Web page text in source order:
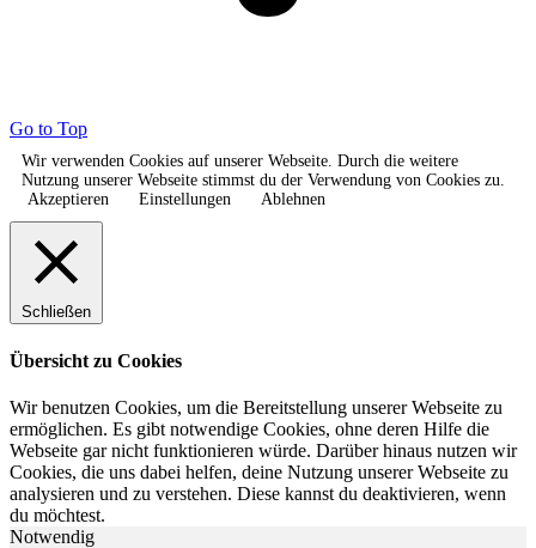
Go to Top
Wir verwenden Cookies auf unserer Webseite. Durch die weitere
Nutzung unserer Webseite stimmst du der Verwendung von Cookies zu.
Akzeptieren
Einstellungen Ablehnen
Schließen
Übersicht zu Cookies
Wir benutzen Cookies, um die Bereitstellung unserer Webseite zu
ermöglichen. Es gibt notwendige Cookies, ohne deren Hilfe die
Webseite gar nicht funktionieren würde. Darüber hinaus nutzen wir
Cookies, die uns dabei helfen, deine Nutzung unserer Webseite zu
analysieren und zu verstehen. Diese kannst du deaktivieren, wenn
du möchtest.
Notwendig